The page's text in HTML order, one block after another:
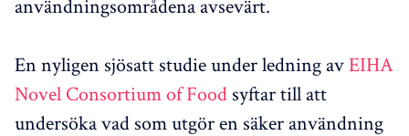
En nyligen sjösatt studie under ledning avEIHA
Novel Consortium of Food syftar till att
undersöka vad som utgör en säker användning